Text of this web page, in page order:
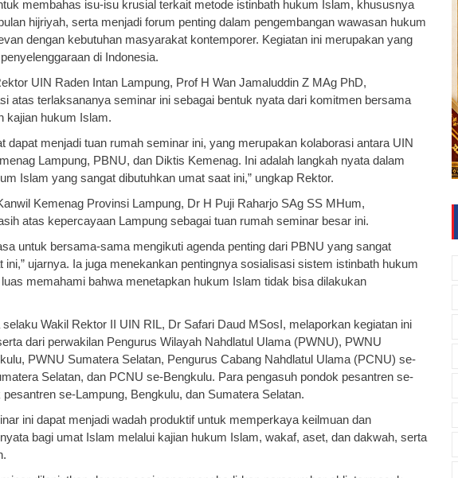
membahas isu-isu krusial terkait metode istinbath hukum Islam, khususnya
hijriyah, serta menjadi forum penting dalam pengembangan wawasan hukum
dengan kebutuhan masyarakat kontemporer. Kegiatan ini merupakan yang
di Indonesia.
UIN Raden Intan Lampung, Prof H Wan Jamaluddin Z MAg PhD,
atas terlaksananya seminar ini sebagai bentuk nyata dari komitmen bersama
kajian hukum Islam.
dapat menjadi tuan rumah seminar ini, yang merupakan kolaborasi antara UIN
Lampung, PBNU, dan Diktis Kemenag. Ini adalah langkah nyata dalam
Islam yang sangat dibutuhkan umat saat ini,” ungkap Rektor.
Kemenag Provinsi Lampung, Dr H Puji Raharjo SAg SS MHum,
atas kepercayaan Lampung sebagai tuan rumah seminar besar ini.
untuk bersama-sama mengikuti agenda penting dari PBNU yang sangat
ini,” ujarnya. Ia juga menekankan pentingnya sosialisasi sistem istinbath hukum
memahami bahwa menetapkan hukum Islam tidak bisa dilakukan
selaku Wakil Rektor II UIN RIL, Dr Safari Daud MSosI, melaporkan kegiatan ini
dari perwakilan Pengurus Wilayah Nahdlatul Ulama (PWNU), PWNU
PWNU Sumatera Selatan, Pengurus Cabang Nahdlatul Ulama (PCNU) se-
Selatan, dan PCNU se-Bengkulu. Para pengasuh pondok pesantren se-
se-Lampung, Bengkulu, dan Sumatera Selatan.
ini dapat menjadi wadah produktif untuk memperkaya keilmuan dan
bagi umat Islam melalui kajian hukum Islam, wakaf, aset, dan dakwah, serta